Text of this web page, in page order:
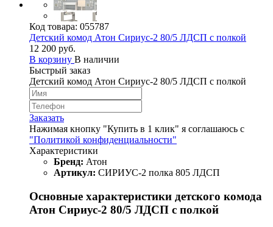
Код товара: 055787
Детский комод Атон Сириус-2 80/5 ЛДСП с полкой
12 200 руб.
В корзину В наличии
Быстрый заказ
Детский комод Атон Сириус-2 80/5 ЛДСП с полкой
Заказать
Нажимая кнопку "Купить в 1 клик" я соглашаюсь с
"Политикой конфиденциальности"
Характеристики
Бренд: Атон
Артикул: СИРИУС-2 полка 805 ЛДСП
Основные характеристики детского комода
Атон Сириус-2 80/5 ЛДСП с полкой